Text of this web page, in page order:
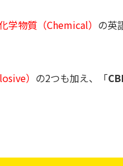
物質（Chemical） の英
） の2つも加え、「